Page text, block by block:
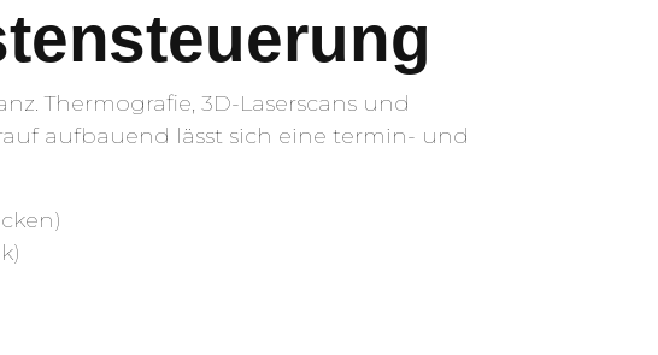
Thermografie, 3D-Laserscans und
aufbauend lässt sich eine termin- und